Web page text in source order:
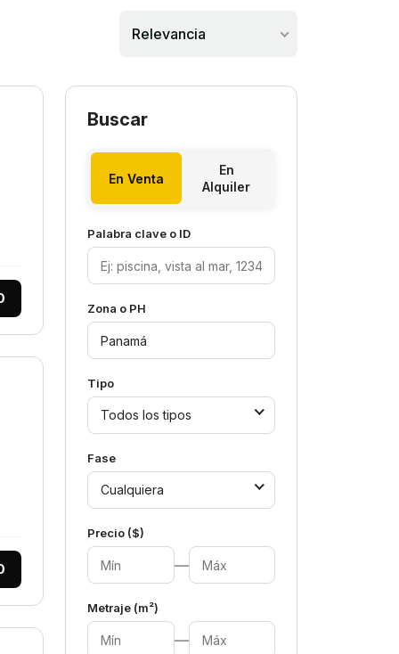
Relevancia
Buscar
En Venta
En
Alquiler
Palabra clave o ID
Zona o PH
Tipo
Todos los tipos
Fase
Cualquiera
Precio ($)
—
Metraje (m²)
—